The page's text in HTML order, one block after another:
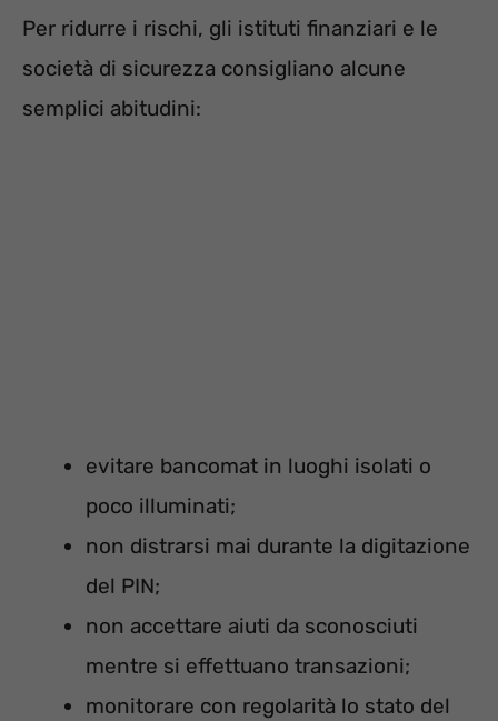
Per ridurre i rischi, gli istituti finanziari e le
società di sicurezza consigliano alcune
semplici abitudini:
evitare bancomat in luoghi isolati o
poco illuminati;
non distrarsi mai durante la digitazione
del PIN;
non accettare aiuti da sconosciuti
mentre si effettuano transazioni;
monitorare con regolarità lo stato del